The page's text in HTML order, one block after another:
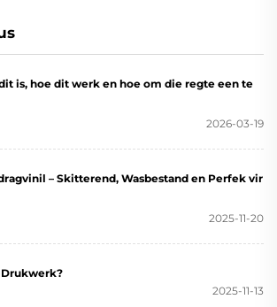
is, hoe dit werk en hoe om die regte een te
2026-03-19
– Skitterend, Wasbestand en Perfek vir
2025-11-20
Drukwerk?
2025-11-13